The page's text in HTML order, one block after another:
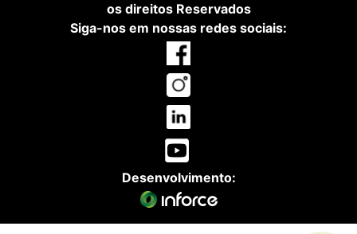
os direitos Reservados
Siga-nos em nossas redes sociais:
Desenvolvimento: